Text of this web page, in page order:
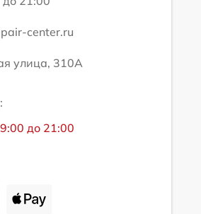
center.ru
улица, 310А
до 21:00